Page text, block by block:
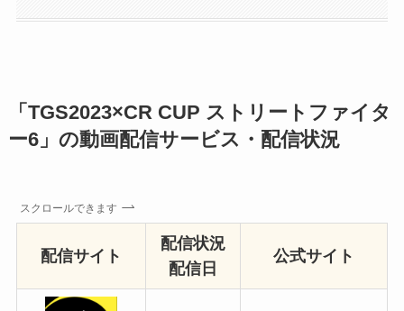
「TGS2023×CR CUP ストリートファイタ
ー6」の動画配信サービス・配信状況
スクロールできます
配信サイト
配信状況
配信日
公式サイト